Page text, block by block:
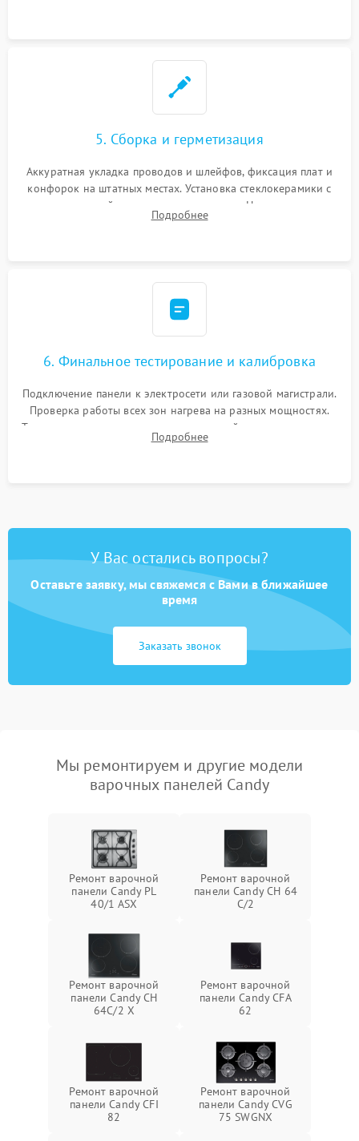
5. Сборка и герметизация
Аккуратная укладка проводов и шлейфов, фиксация плат и
конфорок на штатных местах. Установка стеклокерамики с
проверкой равномерности зазоров. Нанесение
термостойкого герметика или укладка уплотнительной
Подробнее
6. Финальное тестирование и калибровка
Подключение панели к электросети или газовой магистрали.
Проверка работы всех зон нагрева на разных мощностях.
Тестирование сенсорного управления, таймера, индикаторов
остаточного тепла и систем защиты от перегрева.
Подробнее
У Вас остались вопросы?
Оставьте заявку, мы свяжемся с Вами в ближайшее
время
Заказать звонок
Мы ремонтируем и другие модели
варочных панелей Candy
Ремонт варочной
панели Candy PL
40/1 ASX
Ремонт варочной
панели Candy CH 64
C/2
Ремонт варочной
панели Candy CH
64C/2 X
Ремонт варочной
панели Candy CFA
62
Ремонт варочной
панели Candy CFI
82
Ремонт варочной
панели Candy CVG
75 SWGNX